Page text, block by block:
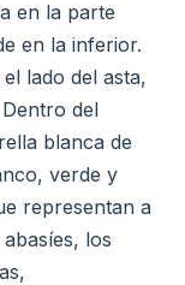
en la parte
en la inferior.
lado del asta,
del
blanca de
verde y
representan a
los